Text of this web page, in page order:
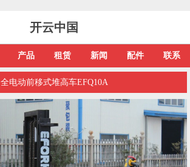
开云中国
产品 租赁 新闻 配件 联系
全电动前移式堆高车EFQ10A